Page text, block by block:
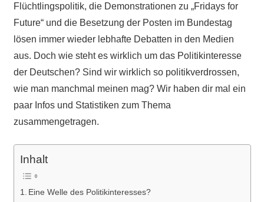
Flüchtlingspolitik, die Demonstrationen zu „Fridays for
Future“ und die Besetzung der Posten im Bundestag
lösen immer wieder lebhafte Debatten in den Medien
aus. Doch wie steht es wirklich um das Politikinteresse
der Deutschen? Sind wir wirklich so politikverdrossen,
wie man manchmal meinen mag? Wir haben dir mal ein
paar Infos und Statistiken zum Thema
zusammengetragen.
Inhalt
Eine Welle des Politikinteresses?